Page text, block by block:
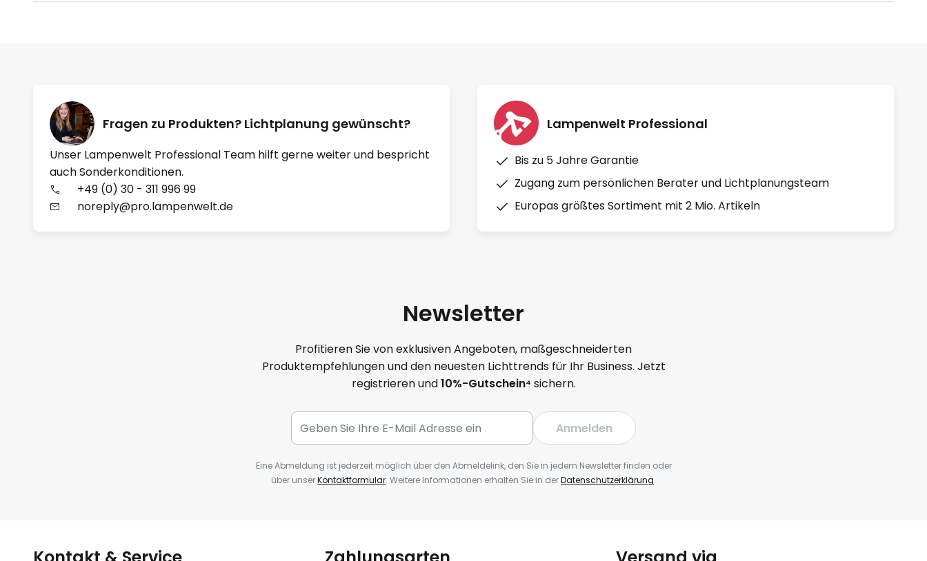
Fragen zu Produkten? Lichtplanung gewünscht?
Unser Lampenwelt Professional Team hilft gerne weiter und bespricht
auch Sonderkonditionen.
+49 (0) 30 - 311 996 99
noreply@pro.lampenwelt.de
Lampenwelt Professional
Bis zu 5 Jahre Garantie
Zugang zum persönlichen Berater und Lichtplanungsteam
Europas größtes Sortiment mit 2 Mio. Artikeln
Newsletter
Profitieren Sie von exklusiven Angeboten, maßgeschneiderten
Produktempfehlungen und den neuesten Lichttrends für Ihr Business. Jetzt
registrieren und10%-Gutschein⁴ sichern.
Anmelden
Eine Abmeldung ist jederzeit möglich über den Abmeldelink, den Sie in jedem Newsletter finden oder
über unserKontaktformular. Weitere Informationen erhalten Sie in derDatenschutzerklärung.